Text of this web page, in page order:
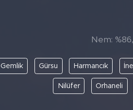
Nem:
Gemlik Gürsu Harmancık
Nilüfer Orhaneli